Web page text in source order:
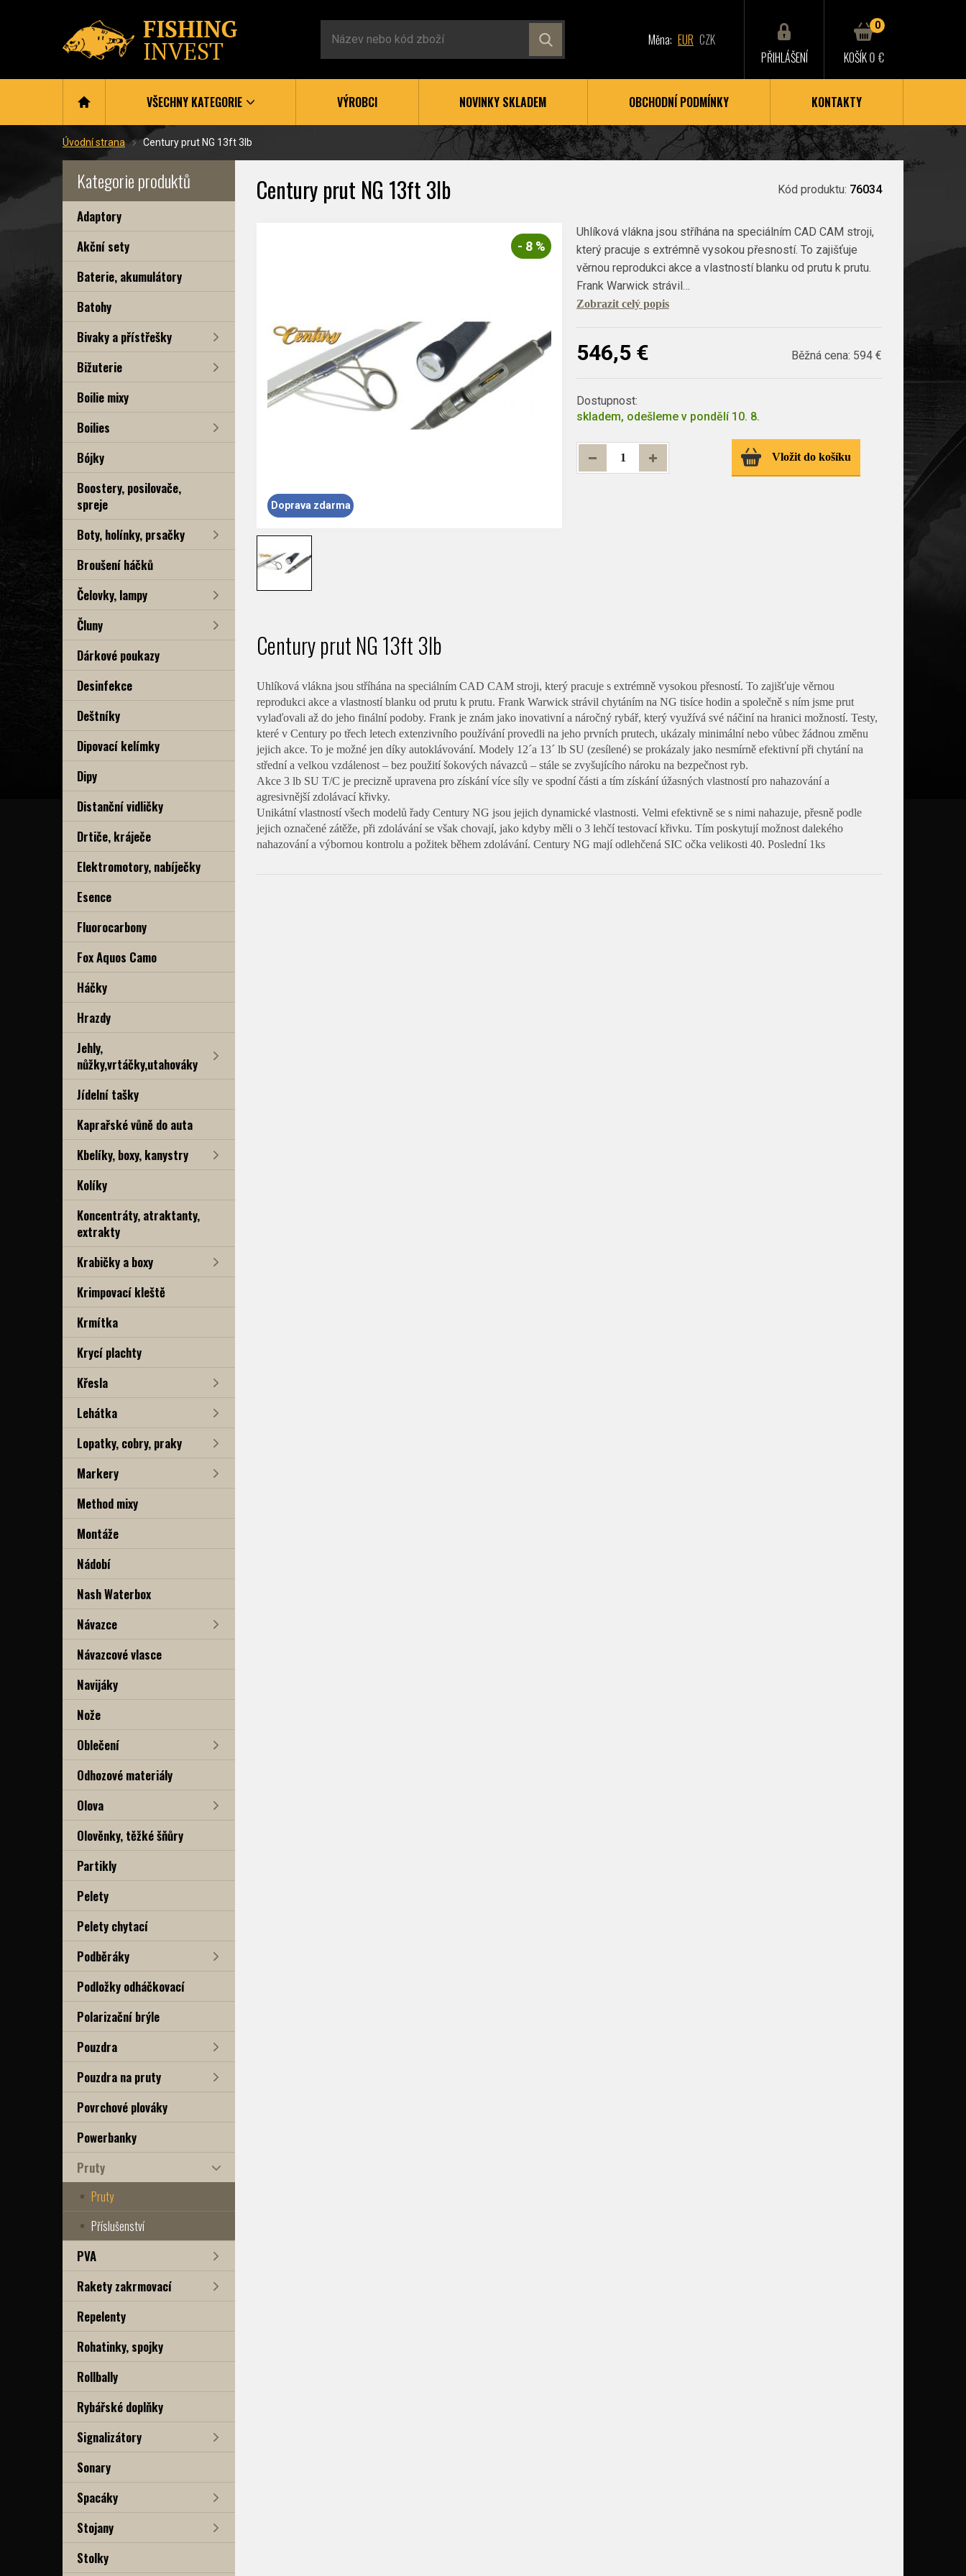
Měna: EUR CZK
PŘIHLÁŠENÍ
0
KOŠÍK0 €
VŠECHNY KATEGORIE VÝROBCI NOVINKY SKLADEM OBCHODNÍ PODMÍNKY KONTAKTY
Úvodní strana Century prut NG 13ft 3lb
Kategorie produktů
Adaptory
Akční sety
Baterie, akumulátory
Batohy
Bivaky a přístřešky
Bižuterie
Boilie mixy
Boilies
Bójky
Boostery, posilovače,
spreje
Boty, holínky, prsačky
Broušení háčků
Čelovky, lampy
Čluny
Dárkové poukazy
Desinfekce
Deštníky
Dipovací kelímky
Dipy
Distanční vidličky
Drtiče, kráječe
Elektromotory, nabíječky
Esence
Fluorocarbony
Fox Aquos Camo
Háčky
Hrazdy
Jehly,
nůžky,vrtáčky,utahováky
Jídelní tašky
Kaprařské vůně do auta
Kbelíky, boxy, kanystry
Kolíky
Koncentráty, atraktanty,
extrakty
Krabičky a boxy
Krimpovací kleště
Krmítka
Krycí plachty
Křesla
Lehátka
Lopatky, cobry, praky
Markery
Method mixy
Montáže
Nádobí
Nash Waterbox
Návazce
Návazcové vlasce
Navijáky
Nože
Oblečení
Odhozové materiály
Olova
Olověnky, těžké šňůry
Partikly
Pelety
Pelety chytací
Podběráky
Podložky odháčkovací
Polarizační brýle
Pouzdra
Pouzdra na pruty
Povrchové plováky
Powerbanky
Pruty
Pruty
Příslušenství
PVA
Rakety zakrmovací
Repelenty
Rohatinky, spojky
Rollbally
Rybářské doplňky
Signalizátory
Sonary
Spacáky
Stojany
Stolky
Century prut NG 13ft 3lb Kód produktu: 76034
- 8 %
Doprava zdarma
Uhlíková vlákna jsou stříhána na speciálním CAD CAM stroji,
který pracuje s extrémně vysokou přesností. To zajišťuje
věrnou reprodukci akce a vlastností blanku od prutu k prutu.
Frank Warwick strávil…
Zobrazit celý popis
546,5 € Běžná cena: 594 €
Dostupnost:
skladem, odešleme v pondělí 10. 8.
Vložit do košíku
Century prut NG 13ft 3lb
Uhlíková vlákna jsou stříhána na speciálním CAD CAM stroji, který pracuje s extrémně vysokou přesností. To zajišťuje věrnou
reprodukci akce a vlastností blanku od prutu k prutu. Frank Warwick strávil chytáním na NG tisíce hodin a společně s ním jsme prut
vylaďovali až do jeho finální podoby. Frank je znám jako inovativní a náročný rybář, který využívá své náčiní na hranici možností. Testy,
které v Century po třech letech extenzivního používání provedli na jeho prvních prutech, ukázaly minimální nebo vůbec žádnou změnu
jejich akce. To je možné jen díky autoklávování. Modely 12´a 13´ lb SU (zesílené) se prokázaly jako nesmírně efektivní při chytání na
střední a velkou vzdálenost – bez použití šokových návazců – stále se zvyšujícího nároku na bezpečnost ryb.
Akce 3 lb SU T/C je precizně upravena pro získání více síly ve spodní části a tím získání úžasných vlastností pro nahazování a
agresivnější zdolávací křivky.
Unikátní vlastností všech modelů řady Century NG jsou jejich dynamické vlastnosti. Velmi efektivně se s nimi nahazuje, přesně podle
jejich označené zátěže, při zdolávání se však chovají, jako kdyby měli o 3 lehčí testovací křivku. Tím poskytují možnost dalekého
nahazování a výbornou kontrolu a požitek během zdolávání. Century NG mají odlehčená SIC očka velikosti 40. Poslední 1ks